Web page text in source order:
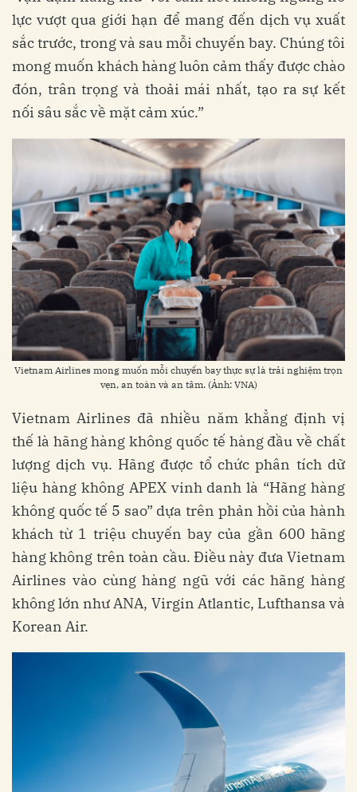
lực vượt qua giới hạn để mang đến dịch vụ xuất
sắc trước, trong và sau mỗi chuyến bay. Chúng tôi
mong muốn khách hàng luôn cảm thấy được chào
đón, trân trọng và thoải mái nhất, tạo ra sự kết
nối sâu sắc về mặt cảm xúc.”
Vietnam Airlines mong muốn mỗi chuyến bay thực sự là trải nghiệm trọn
vẹn, an toàn và an tâm. (Ảnh: VNA)
Vietnam Airlines đã nhiều năm khẳng định vị
thế là hãng hàng không quốc tế hàng đầu về chất
lượng dịch vụ. Hãng được tổ chức phân tích dữ
liệu hàng không APEX vinh danh là “Hãng hàng
không quốc tế 5 sao” dựa trên phản hồi của hành
khách từ 1 triệu chuyến bay của gần 600 hãng
hàng không trên toàn cầu. Điều này đưa Vietnam
Airlines vào cùng hàng ngũ với các hãng hàng
không lớn như ANA, Virgin Atlantic, Lufthansa và
Korean Air.